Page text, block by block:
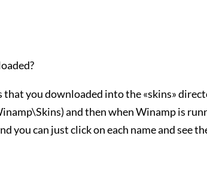
that you downloaded into the «skins»
and then when Winamp is
you can just click on each name and see